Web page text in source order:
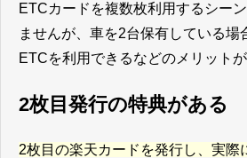
ETCカードを複数枚利用するシー
ませんが、車を2台保有している場
ETCを利用できるなどのメリットが
2枚目発行の特典がある
2枚目の楽天カードを発行し、実際